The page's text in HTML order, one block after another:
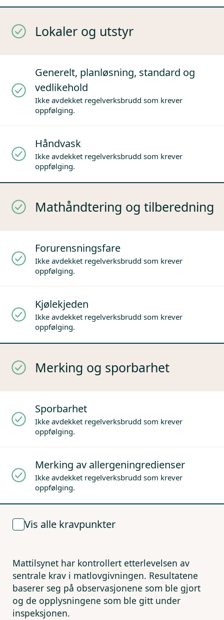
Lokaler og utstyr
Generelt, planløsning, standard og
vedlikehold
Ikke avdekket regelverksbrudd som krever
oppfølging.
Håndvask
Ikke avdekket regelverksbrudd som krever
oppfølging.
Mathåndtering og tilberedning
Forurensningsfare
Ikke avdekket regelverksbrudd som krever
oppfølging.
Kjølekjeden
Ikke avdekket regelverksbrudd som krever
oppfølging.
Merking og sporbarhet
Sporbarhet
Ikke avdekket regelverksbrudd som krever
oppfølging.
Merking av allergeningredienser
Ikke avdekket regelverksbrudd som krever
oppfølging.
Vis alle kravpunkter
Mattilsynet har kontrollert etterlevelsen av
sentrale krav i matlovgivningen. Resultatene
baserer seg på observasjonene som ble gjort
og de opplysningene som ble gitt under
inspeksjonen.